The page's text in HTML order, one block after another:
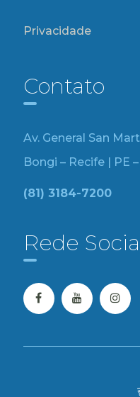
Privacidade
Contato
Av. General San
Bongi – Recife | PE
(81) 3184-7200
Rede